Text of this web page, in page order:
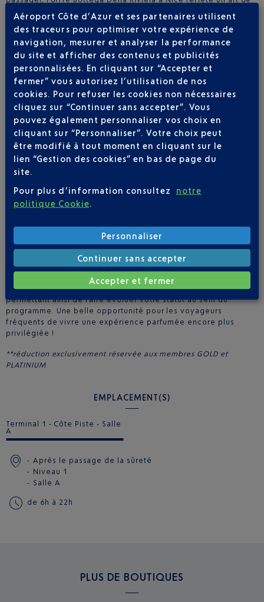
vivre optimiste et élégant. Des créations polyvalentes, idéales
pour le quotidien, le voyage ou le cadeau, incarnant le chic
français contemporain.
LE SHOP & COLLECT
À l’Aéroport Nice Côte d’Azur, la boutique Bottega Della
Collectpratique et entièrement gratuit. Grâce à cette solution
astucieuse, plus besoin de surcharger vos bagages avec des
flacons ou accessoires dont vous n’aurez pas l’utilité
immédiate. Que votre séjour soit de courte durée ou que votre
valise affiche déjà complet, ce service s’adapte parfaitement
à vos besoins. Il vous suffit de réaliser vos achats avant
l’embarquement, puis de récupérer tranquillement vos produits
à votre retour, dans l’espace Arrivées de l’aéroport.
LES AVANTAGES CAP
d’Azur ? Grâce à la carteClub Airport Premier
d’avantages exclusifs lors de votre passage dans notre
boutique Bottega Della Riviera située au Terminal 2. Une remise
de 10 % vous est accordée sur vos achats, que ce soit pour
vous faire plaisir ou offrir un parfum raffiné. À chaque
passage, vos achats vous font cumuler des points, vous
permettant ainsi de faire évoluer votre statut au sein du
programme. Une belle opportunité pour les voyageurs
fréquents de vivre une expérience parfumée encore plus
privilégiée !
**réduction exclusivement réservée aux membres GOLD et
PLATINIUM
EMPLACEMENT(S)
Terminal 1 - Côte Piste - Salle
A
Après le passage de la sûreté
Niveau 1
Salle A
de 6h à 22h
PLUS DE BOUTIQUES
Aéroport Côte d’Azur et ses partenaires utilisent
des traceurs pour optimiser votre expérience de
navigation, mesurer et analyser la performance
du site et afficher des contenus et publicités
personnalisées. En cliquant sur “Accepter et
fermer” vous autorisez l’utilisation de nos
cookies. Pour refuser les cookies non nécessaires
cliquez sur “Continuer sans accepter”. Vous
pouvez également personnaliser vos choix en
cliquant sur “Personnaliser”. Votre choix peut
être modifié à tout moment en cliquant sur le
lien “Gestion des cookies” en bas de page du
site.
Pour plus d’information consultez
notre
politique Cookie.
Personnaliser
Continuer sans accepter
Accepter et fermer